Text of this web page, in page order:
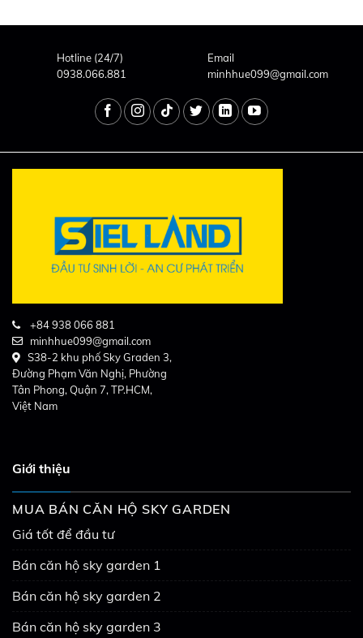
Hotline (24/7)
0938.066.881
Email
minhhue099@gmail.com
+84 938 066 881
minhhue099@gmail.com
S38-2 khu phố Sky Graden 3,
Đường Phạm Văn Nghị, Phường
Tân Phong, Quận 7, TP.HCM,
Việt Nam
Giới thiệu
MUA BÁN CĂN HỘ SKY GARDEN
Giá tốt để đầu tư
Bán căn hộ sky garden 1
Bán căn hộ sky garden 2
Bán căn hộ sky garden 3